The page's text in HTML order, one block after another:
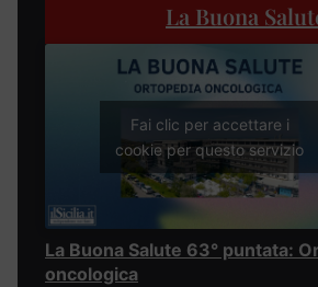
La Buona
Fai clic per accettare i
cookie per questo servizio
La Buona Salute 63° puntata:
oncologica